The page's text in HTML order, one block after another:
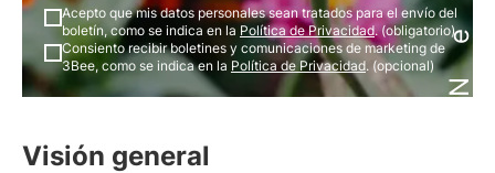
Acepto que mis datos personales sean tratados para el envío del
boletín, como se indica en la Política de Privacidad. (obligatorio)
Consiento recibir boletines y comunicaciones de marketing de
3Bee, como se indica en la Política de Privacidad. (opcional)
Visión general